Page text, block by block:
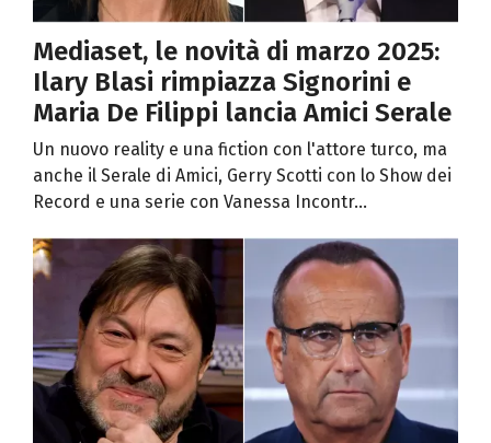
Mediaset, le novità di marzo 2025:
Ilary Blasi rimpiazza Signorini e
Maria De Filippi lancia Amici Serale
Un nuovo reality e una fiction con l'attore turco, ma
anche il Serale di Amici, Gerry Scotti con lo Show dei
Record e una serie con Vanessa Incontr...